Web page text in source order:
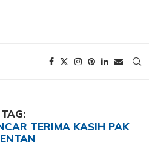
TAG:
TERIMA KASIH PAK